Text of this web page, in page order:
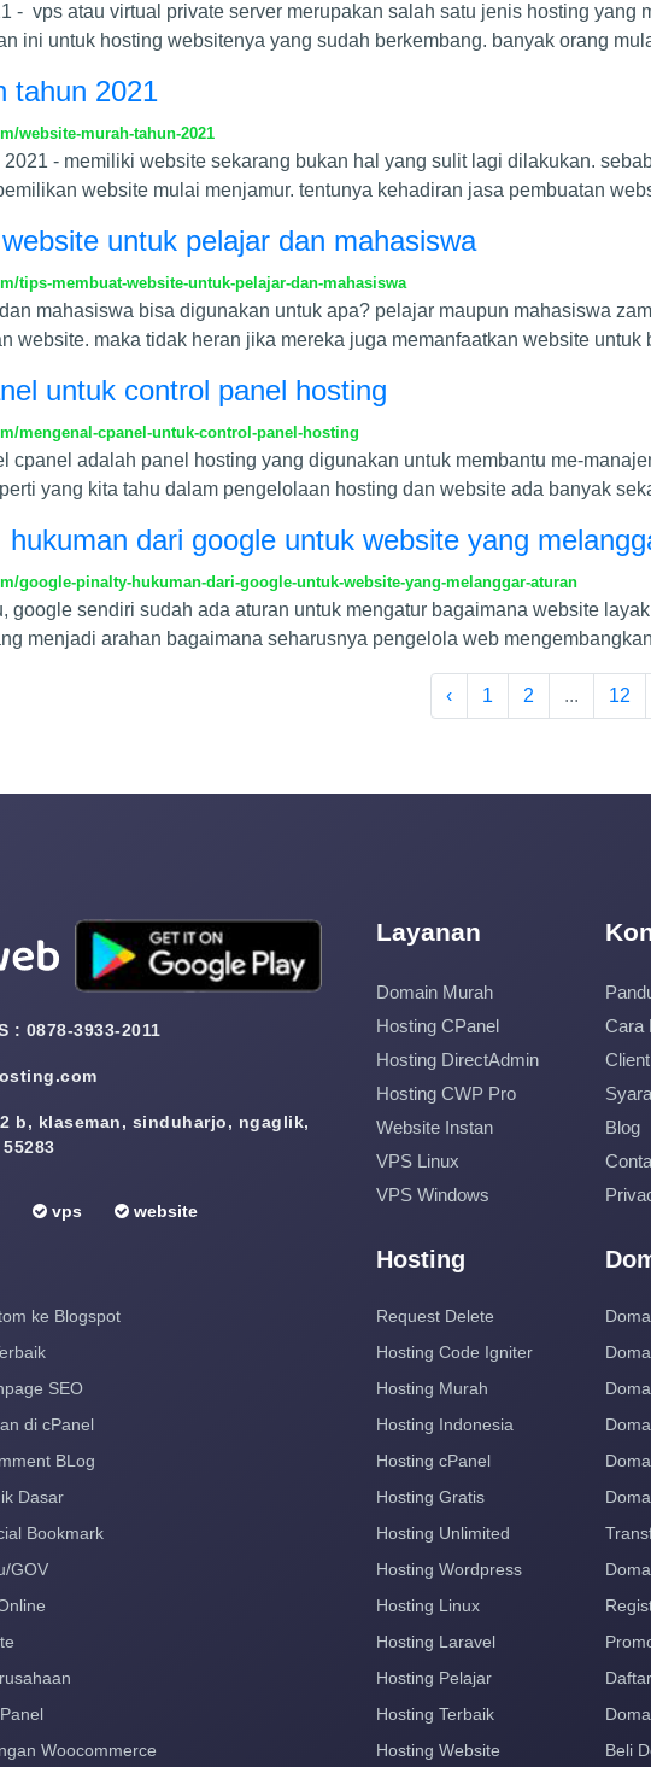
- vps atau virtual private server merupakan salah satu jenis hosting yang
ini untuk hosting websitenya yang sudah berkembang. banyak orang
tahun 2021
website-murah-tahun-2021
- memiliki website sekarang bukan hal yang sulit lagi dilakukan.
website mulai menjamur. tentunya kehadiran jasa pembuatan
untuk pelajar dan mahasiswa
tips-membuat-website-untuk-pelajar-dan-mahasiswa
mahasiswa bisa digunakan untuk apa? pelajar maupun mahasiswa
website. maka tidak heran jika mereka juga memanfaatkan website untuk
untuk control panel hosting
mengenal-cpanel-untuk-control-panel-hosting
cpanel adalah panel hosting yang digunakan untuk membantu me-
yang kita tahu dalam pengelolaan hosting dan website ada banyak
hukuman dari google untuk website yang
google-pinalty-hukuman-dari-google-untuk-website-yang-melanggar-aturan
google sendiri sudah ada aturan untuk mengatur bagaimana website
menjadi arahan bagaimana seharusnya pengelola web
‹ 1 2 ... 12
: 0878-3933-2011
b, klaseman, sinduharjo, ngaglik,
vps website
Layanan
Domain Murah
Hosting CPanel
Hosting DirectAdmin
Hosting CWP Pro
Website Instan
VPS Linux
VPS Windows
Cara
Blog
ke Blogspot
SEO
di cPanel
BLog
Dasar
Bookmark
GOV
Woocommerce
Hosting
Request Delete
Hosting Code Igniter
Hosting Murah
Hosting Indonesia
Hosting cPanel
Hosting Gratis
Hosting Unlimited
Hosting Wordpress
Hosting Linux
Hosting Laravel
Hosting Pelajar
Hosting Terbaik
Hosting Website
Beli